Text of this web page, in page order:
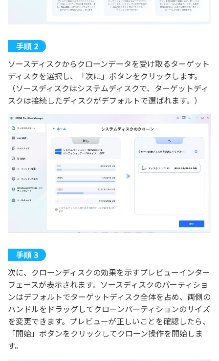
ソースディスクからクローンデータを受け取るターゲット
ディスクを選択し、「次に」ボタンをクリックします。
（ソースディスクはシステムディスクで、ターゲットディ
スクは接続したディスクがデフォルトで選ばれます。）
次に、クローンディスクの効果を示すプレビューインター
フェースが表示されます。ソースディスクのパーティショ
ンはデフォルトでターゲットディスク全体を占め、両側の
ハンドルをドラッグしてクローンパーティションのサイズ
を変更できます。プレビューが正しいことを確認したら、
「開始」ボタンをクリックしてクローン操作を開始しま
す。